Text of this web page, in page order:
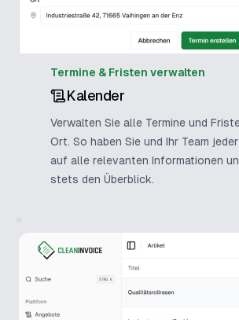
Termine & Fristen verwalten
Kalender
Verwalten Sie alle Termine und
Ort. So haben Sie und Ihr Team
auf alle relevanten Informationen
stets den Überblick.